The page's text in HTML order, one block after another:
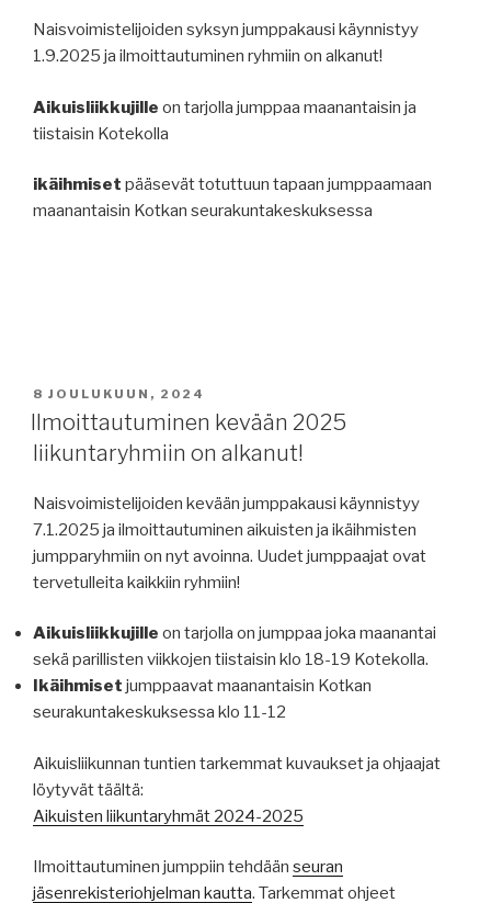
Naisvoimistelijoiden syksyn jumppakausi käynnistyy
1.9.2025 ja ilmoittautuminen ryhmiin on alkanut!
Aikuisliikkujille on tarjolla jumppaa maanantaisin ja
tiistaisin Kotekolla
ikäihmiset pääsevät totuttuun tapaan jumppaamaan
maanantaisin Kotkan seurakuntakeskuksessa
JULKAISTU
8 JOULUKUUN, 2024
Ilmoittautuminen kevään 2025
liikuntaryhmiin on alkanut!
Naisvoimistelijoiden kevään jumppakausi käynnistyy
7.1.2025 ja ilmoittautuminen aikuisten ja ikäihmisten
jumpparyhmiin on nyt avoinna. Uudet jumppaajat ovat
tervetulleita kaikkiin ryhmiin!
Aikuisliikkujille on tarjolla on jumppaa joka maanantai
sekä parillisten viikkojen tiistaisin klo 18-19 Kotekolla.
Ikäihmiset jumppaavat maanantaisin Kotkan
seurakuntakeskuksessa klo 11-12
Aikuisliikunnan tuntien tarkemmat kuvaukset ja ohjaajat
löytyvät täältä:
Aikuisten liikuntaryhmät 2024-2025
Ilmoittautuminen jumppiin tehdään seuran
jäsenrekisteriohjelman kautta. Tarkemmat ohjeet